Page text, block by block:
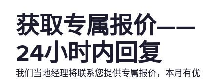
获取专属报价——
24小时内回复
我们当地经理将联系您提供专属报价，本月有优